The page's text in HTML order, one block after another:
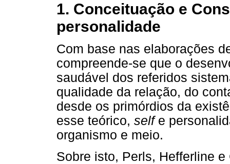
1. Conceituação e
personalidade
Com base nas elaborações
compreende-se que o
saudável dos referidos
qualidade da relação, do
desde os primórdios da
esse teórico, selfe
organismo e meio.
Sobre isto, Perls, Hefferline